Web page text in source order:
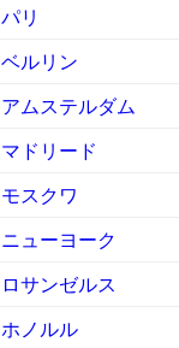
パリ
ベルリン
アムステルダム
マドリード
モスクワ
ニューヨーク
ロサンゼルス
ホノルル